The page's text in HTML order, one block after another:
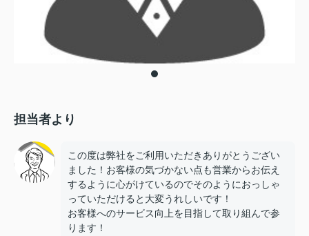
担当者より
この度は弊社をご利用いただきありがとうござい
ました！お客様の気づかない点も営業からお伝え
するように心がけているのでそのようにおっしゃ
っていただけると大変うれしいです！
お客様へのサービス向上を目指して取り組んで参
ります！